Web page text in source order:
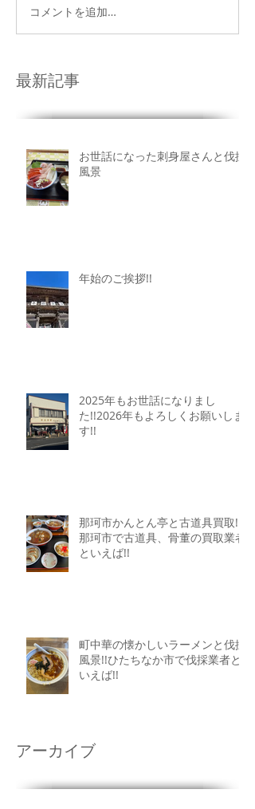
アーカイブ
最新記事
コメントを追加…
お世話になった刺身屋さんと伐採
風景
年始のご挨拶!!
2025年もお世話になりまし
た!!2026年もよろしくお願いしま
す!!
那珂市かんとん亭と古道具買取!!
那珂市で古道具、骨董の買取業者
といえば!!
町中華の懐かしいラーメンと伐採
風景!!ひたちなか市で伐採業者と
いえば!!